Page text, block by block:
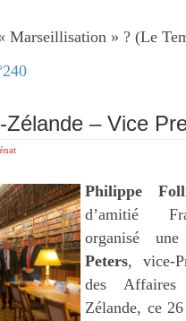
Marseillisation » ? (Le
Zélande – Vice
Philippe
d’amitié
organisé
Peters, vice-
des Affaires
Zélande, ce